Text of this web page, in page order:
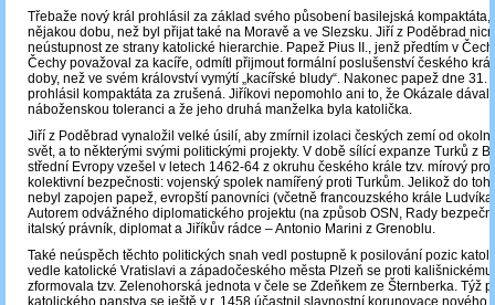
Třebaže nový král prohlásil za základ svého působení basilejská kompaktáta,
nějakou dobu, než byl přijat také na Moravě a ve Slezsku. Jiří z Poděbrad
neústupnost ze strany katolické hierarchie. Papež Pius II., jenž předtím v
Čechy považoval za kacíře, odmítl přijmout formální poslušenství českého
doby, než ve svém království vymýtí „kacířské bludy“. Nakonec papež dne 31.
prohlásil kompaktáta za zrušená. Jiříkovi nepomohlo ani to, že Okázale dával
náboženskou toleranci a že jeho druhá manželka byla katolička.
Jiří z Poděbrad vynaložil velké úsilí, aby zmírnil izolaci českých zemí od
svět, a to některými svými politickými projekty. V době sílící expanze Turků z
střední Evropy vzešel v letech 1462-64 z okruhu českého krále tzv. mírový
kolektivní bezpečnosti: vojenský spolek namířený proti Turkům. Jelikož do
nebyl zapojen papež, evropští panovníci (včetně francouzského krále
Autorem odvážného diplomatického projektu (na způsob OSN, Rady
italský právník, diplomat a Jiříkův rádce ‒ Antonio Marini z Grenoblu.
Také neúspěch těchto politických snah vedl postupně k posilování pozic
vedle katolické Vratislavi a západočeského města Plzeň se proti
zformovala tzv. Zelenohorská jednota v čele se Zdeňkem ze Šternberka. Týž